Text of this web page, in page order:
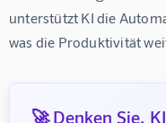
unterstützt KI die
was die Produktivität
🚀 Denken Sie,